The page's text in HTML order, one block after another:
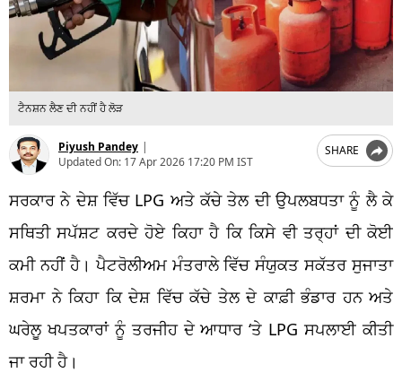
ਟੈਨਸ਼ਨ ਲੈਣ ਦੀ ਨਹੀਂ ਹੈ ਲੋੜ
Piyush Pandey |
Updated On: 17 Apr 2026 17:20 PM IST
SHARE
ਸਰਕਾਰ ਨੇ ਦੇਸ਼ ਵਿੱਚ LPG ਅਤੇ ਕੱਚੇ ਤੇਲ ਦੀ ਉਪਲਬਧਤਾ ਨੂੰ ਲੈ ਕੇ
ਸਥਿਤੀ ਸਪੱਸ਼ਟ ਕਰਦੇ ਹੋਏ ਕਿਹਾ ਹੈ ਕਿ ਕਿਸੇ ਵੀ ਤਰ੍ਹਾਂ ਦੀ ਕੋਈ
ਕਮੀ ਨਹੀਂ ਹੈ। ਪੈਟਰੋਲੀਅਮ ਮੰਤਰਾਲੇ ਵਿੱਚ ਸੰਯੁਕਤ ਸਕੱਤਰ ਸੁਜਾਤਾ
ਸ਼ਰਮਾ ਨੇ ਕਿਹਾ ਕਿ ਦੇਸ਼ ਵਿੱਚ ਕੱਚੇ ਤੇਲ ਦੇ ਕਾਫ਼ੀ ਭੰਡਾਰ ਹਨ ਅਤੇ
ਘਰੇਲੂ ਖਪਤਕਾਰਾਂ ਨੂੰ ਤਰਜੀਹ ਦੇ ਆਧਾਰ ‘ਤੇ LPG ਸਪਲਾਈ ਕੀਤੀ
ਜਾ ਰਹੀ ਹੈ।